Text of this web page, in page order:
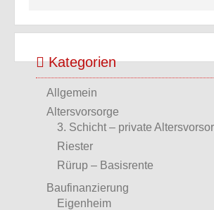
Kategorien
Allgemein
Altersvorsorge
3. Schicht – private
Riester
Rürup – Basisrente
Baufinanzierung
Eigenheim